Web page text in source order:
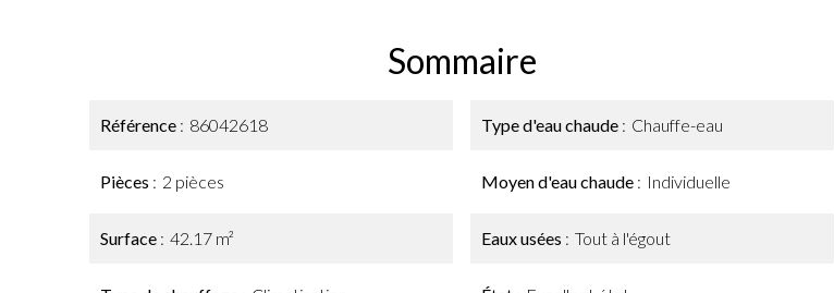
Sommaire
Référence 86042618
Pièces 2 pièces
Surface 42.17 m²
Type d'eau chaude Chauffe-eau
Moyen d'eau chaude Individuelle
Eaux usées Tout à l'égout